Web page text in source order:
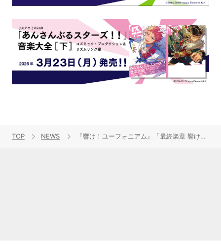
TOP NEWS 『響け！ユーフォニアム』「最終楽章 響け！ユーフォニアム 前編」2026年春上映決定！＆吹奏楽アルバム『espressivo』発売決定！